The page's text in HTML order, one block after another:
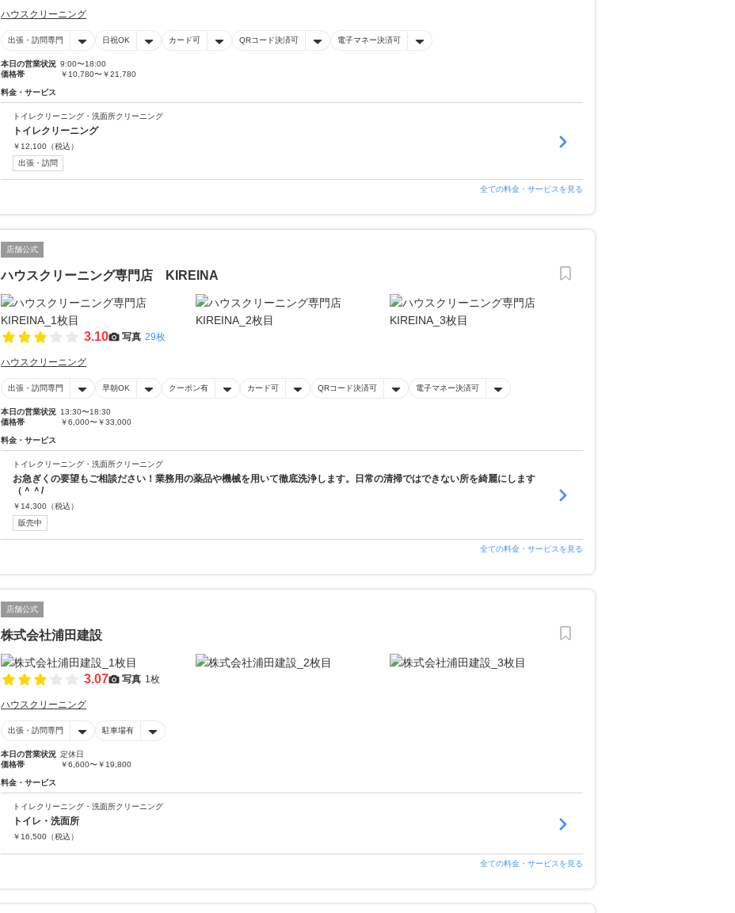
ハウスクリーニング
出張・訪問専門 日祝OK カード可 QRコード決済可 電子マネー決済可
本日の営業状況 9:00〜18:00
価格帯
￥10,780〜￥21,780
料金・サービス
トイレクリーニング・洗面所クリーニング
トイレクリーニング
￥ 12,100 （税込）
出張・訪問
全ての料金・サービスを見る
店舗公式
ハウスクリーニング専門店 KIREINA
3.10 写真 29枚
ハウスクリーニング
出張・訪問専門 早朝OK クーポン有 カード可 QRコード決済可 電子マネー決済可
本日の営業状況 13:30〜18:30
価格帯
￥6,000〜￥33,000
料金・サービス
トイレクリーニング・洗面所クリーニング
お急ぎくの要望もご相談ださい！業務用の薬品や機械を用いて徹底洗浄します。日常の清掃ではできない所を綺麗にします
（＾＾/
￥ 14,300 （税込）
販売中
全ての料金・サービスを見る
店舗公式
株式会社浦田建設
3.07 写真 1枚
ハウスクリーニング
出張・訪問専門 駐車場有
本日の営業状況 定休日
価格帯
￥6,600〜￥19,800
料金・サービス
トイレクリーニング・洗面所クリーニング
トイレ・洗面所
￥ 16,500 （税込）
全ての料金・サービスを見る